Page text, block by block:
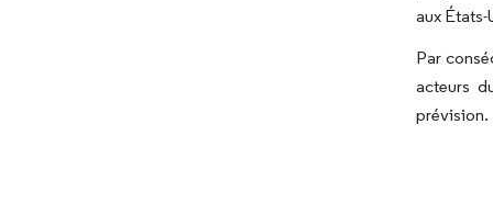
aux
Par
acteurs
prévision.